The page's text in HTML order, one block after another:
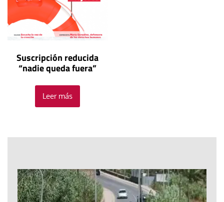
Suscripción reducida
“nadie queda fuera”
Leer más